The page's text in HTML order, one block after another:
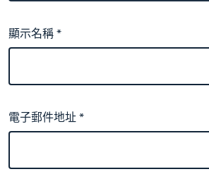
顯示名稱*
電子郵件地址*